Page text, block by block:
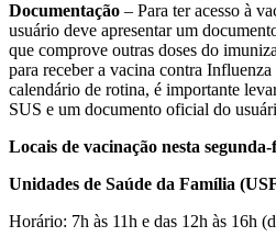
Documentação – Para ter acesso à
usuário deve apresentar um
que comprove outras doses do
para receber a vacina contra
calendário de rotina, é importante
SUS e um documento oficial do
Locais de vacinação nesta
Unidades de Saúde da Família
Horário: 7h às 11h e das 12h às 16h